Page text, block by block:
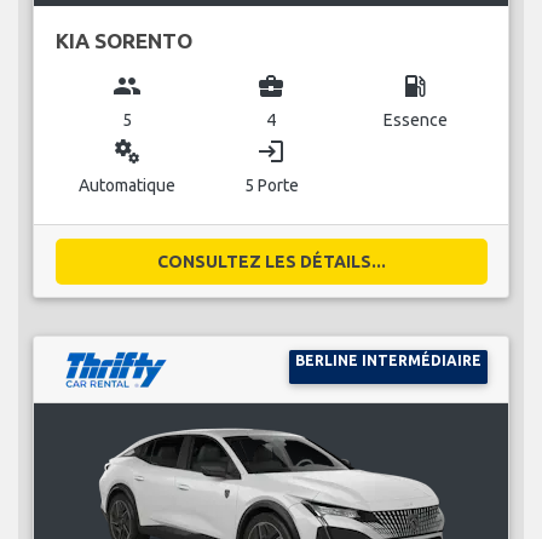
KIA SORENTO
group
5
business_center
4
local_gas_station
Essence
miscellaneous_services
Automatique
login
5 Porte
CONSULTEZ LES DÉTAILS...
BERLINE INTERMÉDIAIRE